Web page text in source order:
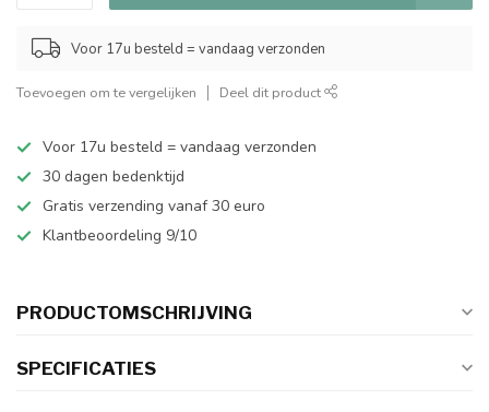
Voor 17u besteld = vandaag verzonden
Toevoegen om te vergelijken Deel dit product
Voor 17u besteld = vandaag verzonden
30 dagen bedenktijd
Gratis verzending vanaf 30 euro
Klantbeoordeling 9/10
PRODUCTOMSCHRIJVING
SPECIFICATIES